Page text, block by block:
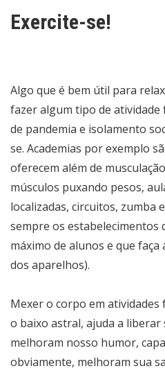
Exercite-se!
Algo que é bem útil para
fazer algum tipo de atividade
de pandemia e isolamento
se. Academias por exemplo
oferecem além de
músculos puxando pesos,
localizadas, circuitos, zumba
sempre os estabelecimentos
máximo de alunos e que faça
dos aparelhos).
Mexer o corpo em atividades
o baixo astral, ajuda a liberar
melhoram nosso humor,
obviamente, melhoram sua